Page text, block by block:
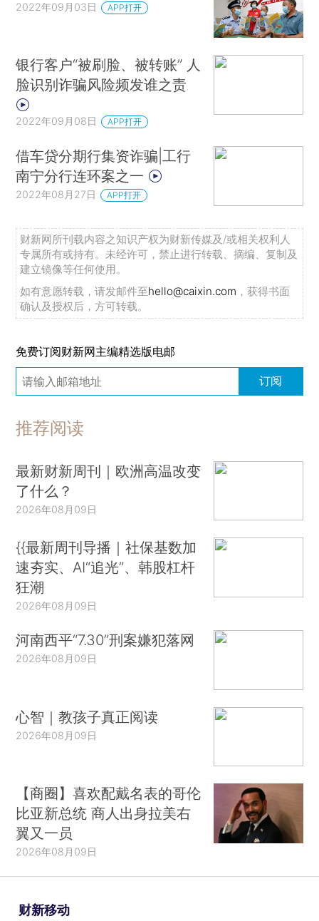
2022年09月03日 APP打开
银行客户“被刷脸、被转账” 人
脸识别诈骗风险频发谁之责
2022年09月08日 APP打开
借车贷分期行集资诈骗|工行
南宁分行连环案之一
2022年08月27日 APP打开
财新网所刊载内容之知识产权为财新传媒及/或相关权利人
专属所有或持有。未经许可，禁止进行转载、摘编、复制及
建立镜像等任何使用。
如有意愿转载，请发邮件至hello@caixin.com ，获得书面
确认及授权后，方可转载。
免费订阅财新网主编精选版电邮
订阅
推荐阅读
最新财新周刊｜欧洲高温改变
了什么？
2026年08月09日
{{最新周刊导播｜社保基数加
速夯实、AI“追光”、韩股杠杆
狂潮
2026年08月09日
河南西平“7.30”刑案嫌犯落网
2026年08月09日
心智｜教孩子真正阅读
2026年08月09日
【商圈】喜欢配戴名表的哥伦
比亚新总统 商人出身拉美右
翼又一员
2026年08月09日
财新移动